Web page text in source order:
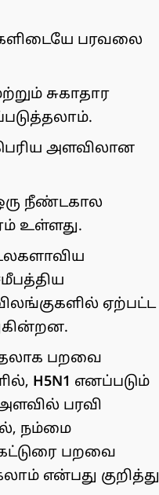
பரவலை
சுகாதார
அளவிலான
நீண்டகால
உள்ளது.
ஏற்பட்ட
பறவை
H5N1 எனப்படும்
பரவி
நம்மை
பறவை
என்பது குறித்து